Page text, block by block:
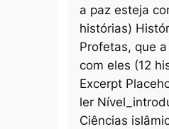
a paz esteja
histórias)
Profetas, que
com eles (12
Excerpt
ler
Ciências